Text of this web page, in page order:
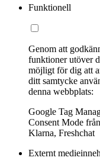
Funktionell
Genom att
funktioner utöver
möjligt för dig att
ditt samtycke
denna webbplats:
Google Tag
Consent Mode
Klarna, Freshchat
Externt